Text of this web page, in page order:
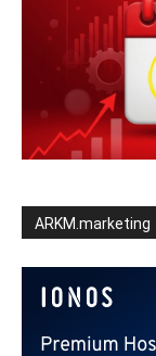
ARKM.marketing